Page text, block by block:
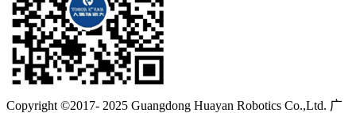
Copyright ©2017- 2025 Guangdong Huayan Robotics Co.,Ltd. 广